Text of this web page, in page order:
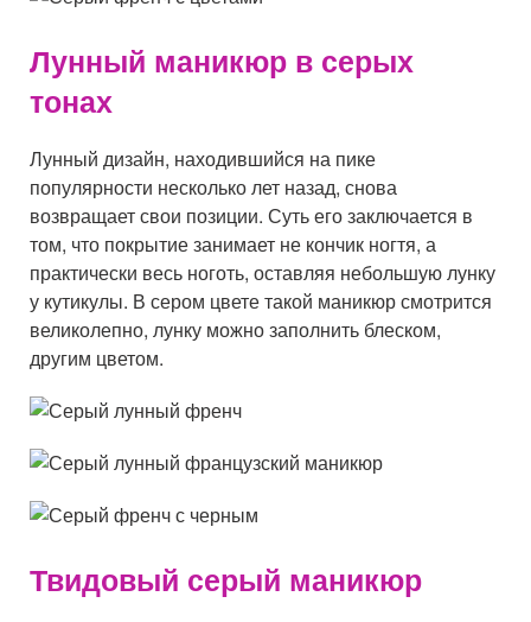
Лунный маникюр в серых
тонах
Лунный дизайн, находившийся на пике
популярности несколько лет назад, снова
возвращает свои позиции. Суть его заключается в
том, что покрытие занимает не кончик ногтя, а
практически весь ноготь, оставляя небольшую лунку
у кутикулы. В сером цвете такой маникюр смотрится
великолепно, лунку можно заполнить блеском,
другим цветом.
Твидовый серый маникюр